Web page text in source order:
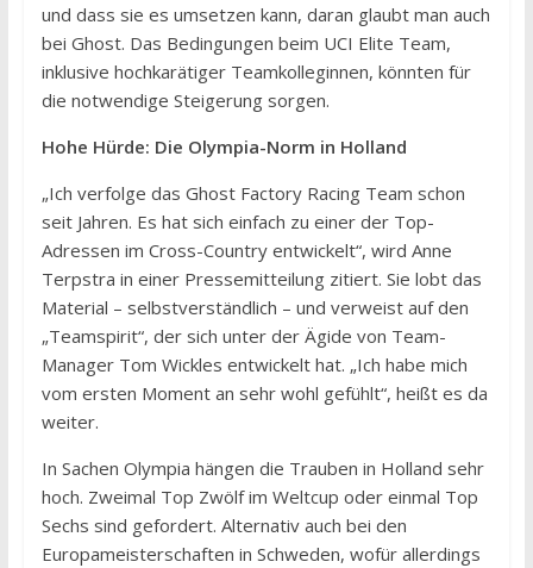
und dass sie es umsetzen kann, daran glaubt man auch
bei Ghost. Das Bedingungen beim UCI Elite Team,
inklusive hochkarätiger Teamkolleginnen, könnten für
die notwendige Steigerung sorgen.
Hohe Hürde: Die Olympia-Norm in Holland
„Ich verfolge das Ghost Factory Racing Team schon
seit Jahren. Es hat sich einfach zu einer der Top-
Adressen im Cross-Country entwickelt“, wird Anne
Terpstra in einer Pressemitteilung zitiert. Sie lobt das
Material – selbstverständlich – und verweist auf den
„Teamspirit“, der sich unter der Ägide von Team-
Manager Tom Wickles entwickelt hat. „Ich habe mich
vom ersten Moment an sehr wohl gefühlt“, heißt es da
weiter.
In Sachen Olympia hängen die Trauben in Holland sehr
hoch. Zweimal Top Zwölf im Weltcup oder einmal Top
Sechs sind gefordert. Alternativ auch bei den
Europameisterschaften in Schweden, wofür allerdings